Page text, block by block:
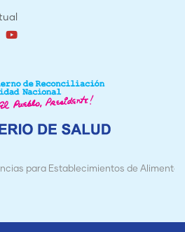
para Establecimientos de Alimentos